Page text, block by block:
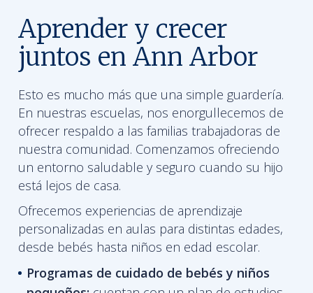
Aprender y crecer
juntos en Ann Arbor
Esto es mucho más que una simple guardería.
En nuestras escuelas, nos enorgullecemos de
ofrecer respaldo a las familias trabajadoras de
nuestra comunidad. Comenzamos ofreciendo
un entorno saludable y seguro cuando su hijo
está lejos de casa.
Ofrecemos experiencias de aprendizaje
personalizadas en aulas para distintas edades,
desde bebés hasta niños en edad escolar.
Programas de cuidado de bebés y niños